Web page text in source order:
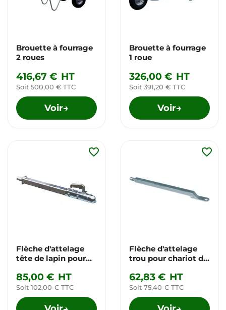
Brouette à fourrage
2 roues
416,67 € HT
Soit 500,00 € TTC
Voir→
Brouette à fourrage
1 roue
326,00 € HT
Soit 391,20 € TTC
Voir→
Flèche d'attelage
tête de lapin pour
85,00 € HT
Soit 102,00 € TTC
favorite_border
Flèche d'attelage
trou pour chariot de
62,83 € HT
Soit 75,40 € TTC
favorite_border